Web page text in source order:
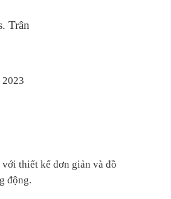
Trân
thiết kế đơn giản và đồ
động.